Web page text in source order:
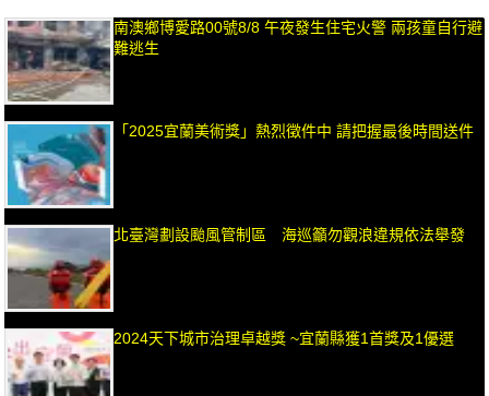
南澳鄉博愛路00號8/8 午夜發生住宅火警 兩孩童自行避
難逃生
「2025宜蘭美術獎」熱烈徵件中 請把握最後時間送件
北臺灣劃設颱風管制區 海巡籲勿觀浪違規依法舉發
2024天下城市治理卓越獎 ~宜蘭縣獲1首獎及1優選